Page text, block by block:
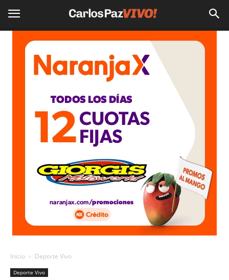
Inicio Deporte Vivo
Deporte Vivo